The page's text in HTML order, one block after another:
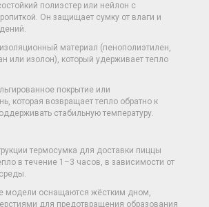
полиэстер или нейлон с
Он защищает сумку от влаги и
материал (пенополиэтилен,
или изолон), который удерживает тепло
покрытие или
которая возвращает тепло обратно к
стабильную температуру.
термосумка для доставки пиццы
в течение 1–3 часов, в зависимости от
модели оснащаются жёстким дном,
для предотвращения образования